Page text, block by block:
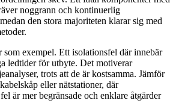
noggrann och kontinuerlig
den stora majoriteten klarar sig med
som exempel. Ett isolationsfel där innebär
ledtider för utbyte. Det motiverar
trots att de är kostsamma. Jämför
eller nätstationer, där
är mer begränsade och enklare åtgärder